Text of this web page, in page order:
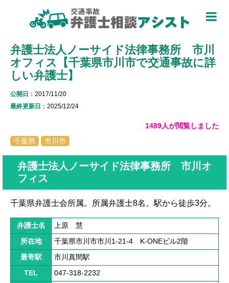
弁護士法人ノーサイド法律事務所 市川
オフィス【千葉県市川市で交通事故に詳
しい弁護士】
公開日 ：2017/11/20
最終更新日 ：2025/12/24
1489人が閲覧しました
千葉県
市川市
弁護士法人ノーサイド法律事務所 市川オ
フィス
千葉県弁護士会所属。所属弁護士8名。駅から徒歩3分。
弁護士名 上原 慧
所在地 千葉県市川市市川1-21-4 K-ONEビル2階
最寄駅 市川真間駅
TEL 047-318-2232
被害者のための基礎知識 ▼
被害者になったら
適用できる保険を知る
休業損害について知る
弁護士特約について知る
加害者側について知る
被害に関する用語を知る
解決までの流れ ▼
ケガの治療
症状固定